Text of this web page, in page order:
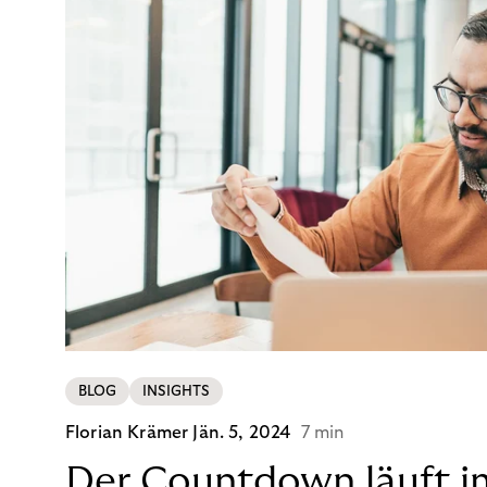
BLOG INSIGHTS
Florian Krämer Jän. 5, 2024 7 min